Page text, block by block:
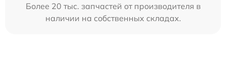
Более 20 тыс. запчастей от производителя в
наличии на собственных складах.